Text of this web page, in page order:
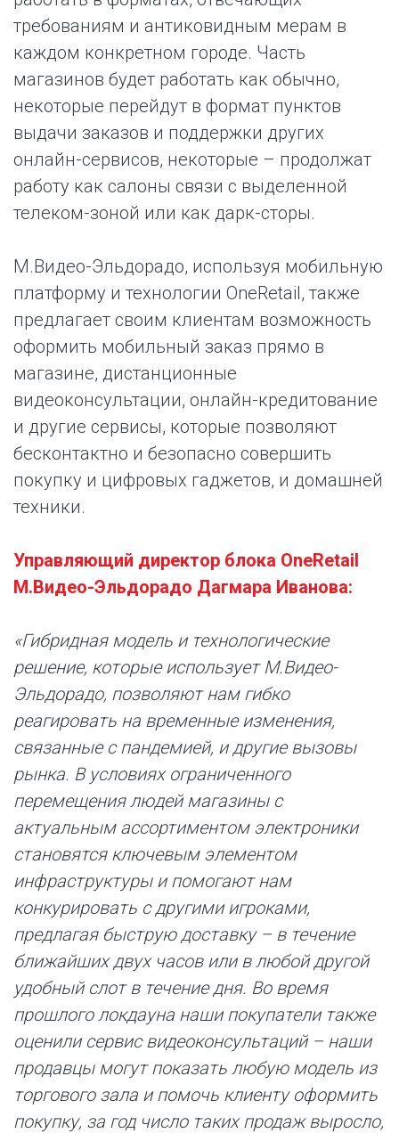
требованиям и антиковидным мерам в
каждом конкретном городе. Часть
магазинов будет работать как обычно,
некоторые перейдут в формат пунктов
выдачи заказов и поддержки других
онлайн-сервисов, некоторые – продолжат
работу как салоны связи с выделенной
телеком-зоной или как дарк-сторы.
М.Видео-Эльдорадо, используя мобильную
платформу и технологии OneRetail, также
предлагает своим клиентам возможность
оформить мобильный заказ прямо в
магазине, дистанционные
видеоконсультации, онлайн-кредитование
и другие сервисы, которые позволяют
бесконтактно и безопасно совершить
покупку и цифровых гаджетов, и домашней
техники.
Управляющий директор блока OneRetail
М.Видео-Эльдорадо Дагмара Иванова:
«Гибридная модель и технологические
решение, которые использует М.Видео-
Эльдорадо, позволяют нам гибко
реагировать на временные изменения,
связанные с пандемией, и другие вызовы
рынка. В условиях ограниченного
перемещения людей магазины с
актуальным ассортиментом электроники
становятся ключевым элементом
инфраструктуры и помогают нам
конкурировать с другими игроками,
предлагая быструю доставку – в течение
ближайших двух часов или в любой другой
удобный слот в течение дня. Во время
прошлого локдауна наши покупатели также
оценили сервис видеоконсультаций – наши
продавцы могут показать любую модель из
торгового зала и помочь клиенту оформить
покупку, за год число таких продаж выросло,